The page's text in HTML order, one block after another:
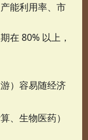
能利用率、市
在 80% 以上，
）容易随经济
、生物医药）